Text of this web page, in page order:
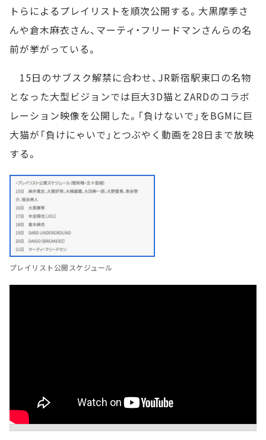
トらによるプレイリストを順次公開する。大黒摩季さ
んや倉木麻衣さん、マーティ・フリードマンさんらの名
前が挙がっている。
15日のサブスク解禁に合わせ、JR新宿駅東口の名物
となった大型ビジョンでは巨大3D猫とZARDのコラボ
レーション映像を公開した。「負けないで」をBGMに巨
大猫が「負けにゃいで」とつぶやく動画を28日まで放映
する。
プレイリスト公開スケジュール